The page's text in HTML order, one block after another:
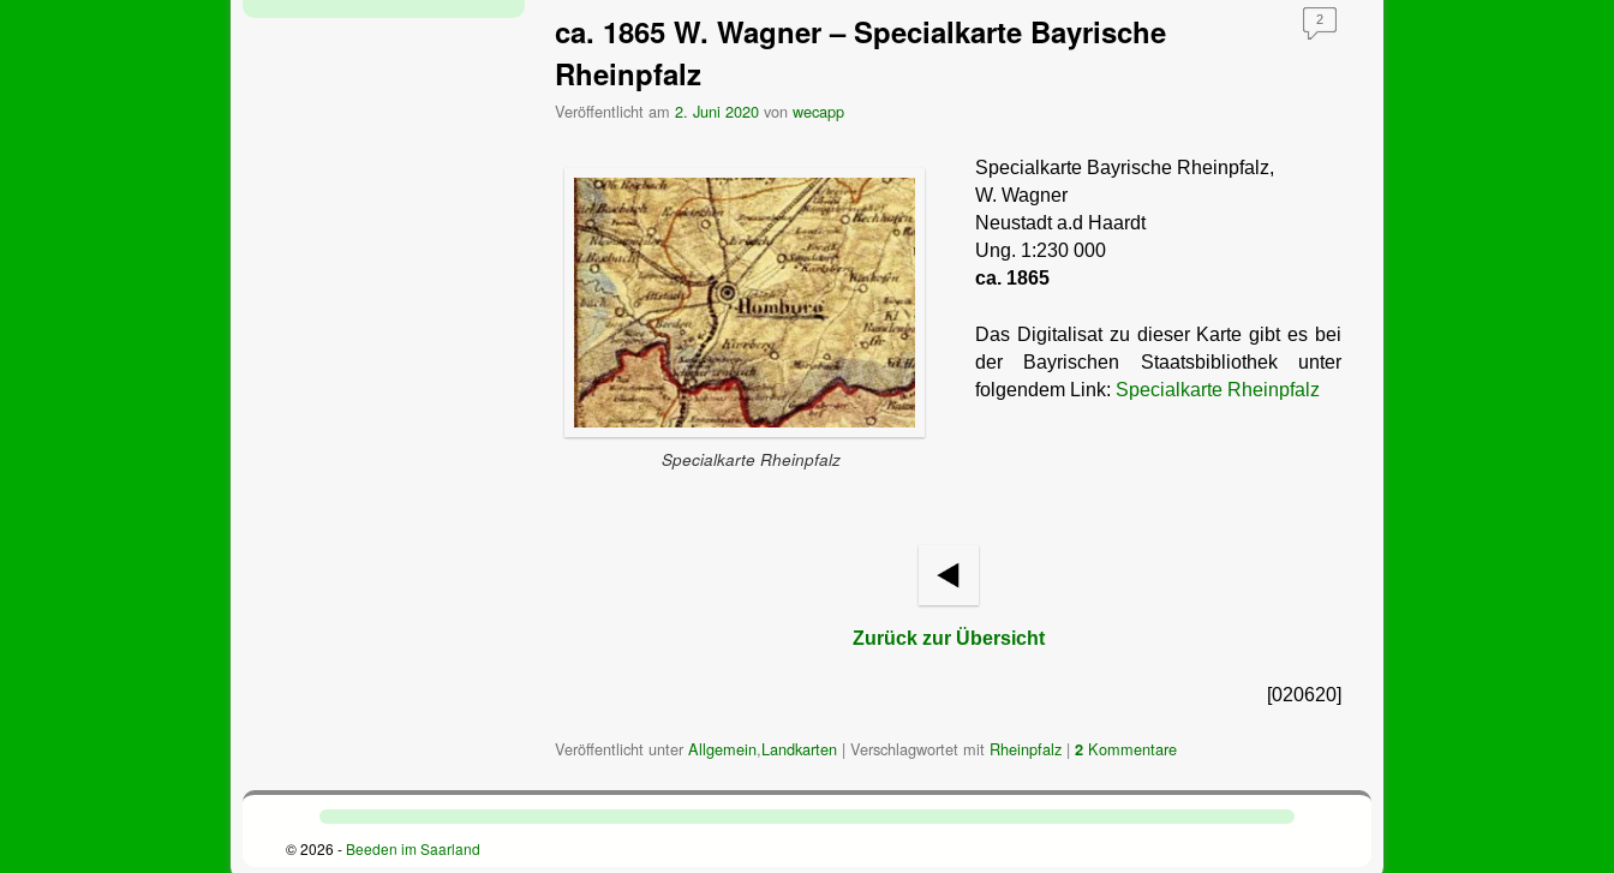
ca. 1865 W. Wagner – Specialkarte Bayrische
Rheinpfalz
Veröffentlicht am 2. Juni 2020 von wecapp
2
Specialkarte Rheinpfalz
Specialkarte Bayrische Rheinpfalz,
W. Wagner
Neustadt a.d Haardt
Ung. 1:230 000
ca. 1865
Das Digitalisat zu dieser Karte gibt es bei
der Bayrischen Staatsbibliothek unter
folgendem Link: Specialkarte Rheinpfalz
Zurück zur Übersicht
[020620]
Veröffentlicht unter Allgemein,Landkarten | Verschlagwortet mit Rheinpfalz | 2 Kommentare
© 2026 - Beeden im Saarland